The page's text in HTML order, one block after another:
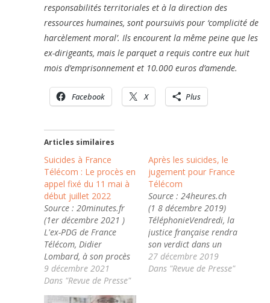
responsabilités territoriales et à la direction des
ressources humaines, sont poursuivis pour ‘complicité de
harcèlement moral’. Ils encourent la même peine que les
ex-dirigeants, mais le parquet a requis contre eux huit
mois d’emprisonnement et 10.000 euros d’amende.
Facebook X Plus
Articles similaires
Suicides à France
Télécom : Le procès en
appel fixé du 11 mai à
début juillet 2022
Source : 20minutes.fr
(1er décembre 2021 )
L'ex-PDG de France
Télécom, Didier
Lombard, à son procès
en 2019. — Michel
Euler/AP/SIPA Les
anciens dirigeants
9 décembre 2021
Dans "Revue de Presse"
Après les suicides, le
jugement pour France
Télécom
Source : 24heures.ch
(1 8 décembre 2019)
TéléphonieVendredi, la
justice française rendra
son verdict dans un
procès qualifié
d'historique à
27 décembre 2019
Dans "Revue de Presse"